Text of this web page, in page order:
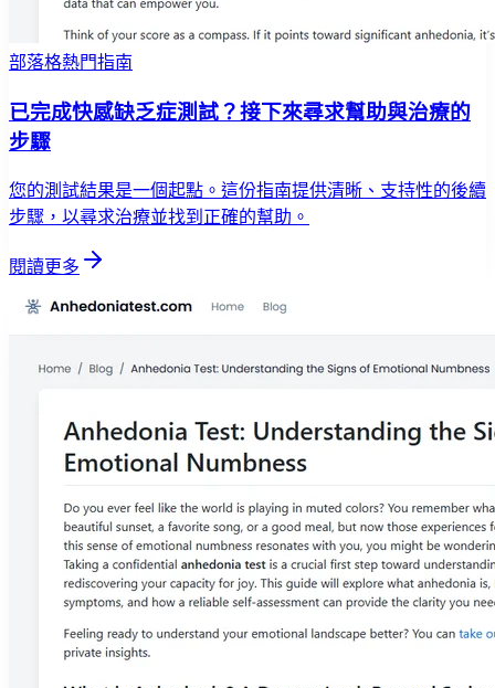
部落格熱門指南
已完成快感缺乏症測試？接下來尋求幫助與治療的
步驟
您的測試結果是一個起點。這份指南提供清晰、支持性的後續
步驟，以尋求治療並找到正確的幫助。
閱讀更多